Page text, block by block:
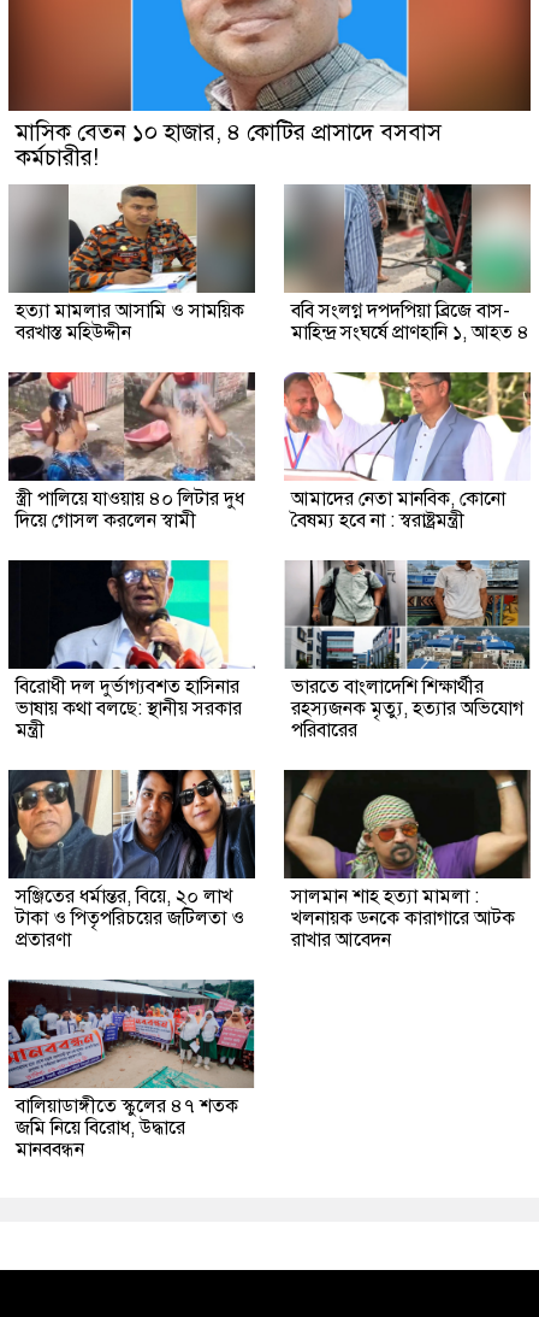
মাসিক বেতন ১০ হাজার, ৪ কোটির প্রাসাদে বসবাস
কর্মচারীর!
হত্যা মামলার আসামি ও সাময়িক
বরখাস্ত মহিউদ্দীন
ববি সংলগ্ন দপদপিয়া ব্রিজে বাস-
মাহিন্দ্র সংঘর্ষে প্রাণহানি ১, আহত ৪
স্ত্রী পালিয়ে যাওয়ায় ৪০ লিটার দুধ
দিয়ে গোসল করলেন স্বামী
আমাদের নেতা মানবিক, কোনো
বৈষম্য হবে না : স্বরাষ্ট্রমন্ত্রী
বিরোধী দল দুর্ভাগ্যবশত হাসিনার
ভাষায় কথা বলছে: স্থানীয় সরকার
মন্ত্রী
ভারতে বাংলাদেশি শিক্ষার্থীর
রহস্যজনক মৃত্যু, হত্যার অভিযোগ
পরিবারের
সঞ্জিতের ধর্মান্তর, বিয়ে, ২০ লাখ
টাকা ও পিতৃপরিচয়ের জটিলতা ও
প্রতারণা
সালমান শাহ হত্যা মামলা :
খলনায়ক ডনকে কারাগারে আটক
রাখার আবেদন
বালিয়াডাঙ্গীতে স্কুলের ৪৭ শতক
জমি নিয়ে বিরোধ, উদ্ধারে
মানববন্ধন